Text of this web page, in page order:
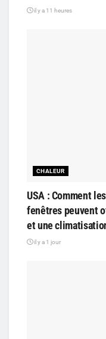
il y a 11 heures
CHALEUR
USA : Comment
fenêtres peuvent
et une
il y a 1 jour